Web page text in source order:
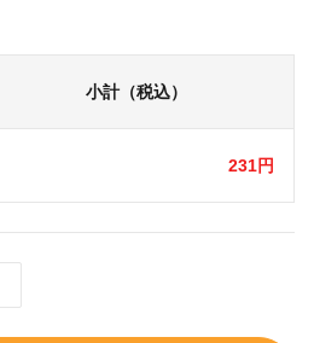
小計（税込）
231円